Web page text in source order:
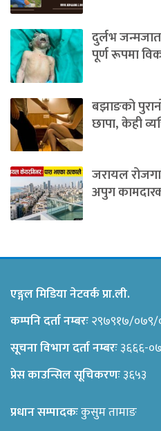
दुर्लभ
पूर्ण रूपमा
बझाङको
छापा, केही
जरायल
अपुग
एङ्गल मिडिया नेटवर्क प्रा.ली.
कम्पनि दर्ता नम्बरः२९७९१७/०७९/
सूचना विभाग दर्ता नम्बरः३६६६-
प्रेस काउन्सिल सूचिकरणः३६५३
प्रधान सम्पादकःकुसुम तामाङ